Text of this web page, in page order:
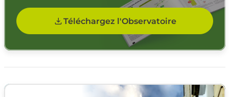
Téléchargez l'Observatoire